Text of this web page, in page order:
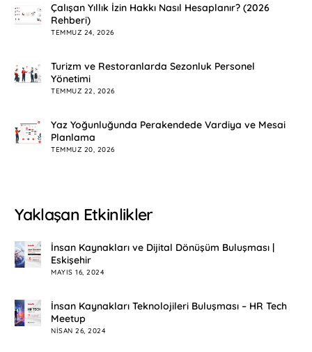
Çalışan Yıllık İzin Hakkı Nasıl Hesaplanır? (2026
Rehberi)
TEMMUZ 24, 2026
Turizm ve Restoranlarda Sezonluk Personel
Yönetimi
TEMMUZ 22, 2026
Yaz Yoğunluğunda Perakendede Vardiya ve Mesai
Planlama
TEMMUZ 20, 2026
Yaklaşan Etkinlikler
İnsan Kaynakları ve Dijital Dönüşüm Buluşması |
Eskişehir
MAYIS 16, 2024
İnsan Kaynakları Teknolojileri Buluşması – HR Tech
Meetup
NISAN 26, 2024